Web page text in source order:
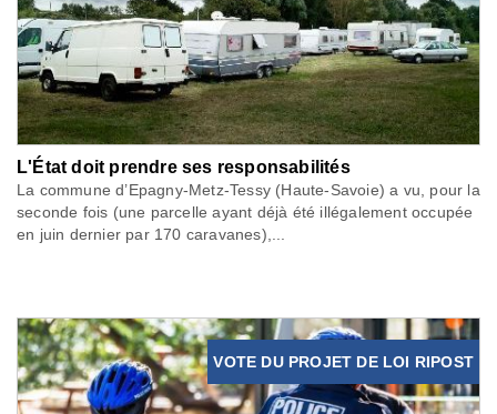
L'État doit prendre ses responsabilités
La commune d’Epagny-Metz-Tessy (Haute-Savoie) a vu, pour la
seconde fois (une parcelle ayant déjà été illégalement occupée
en juin dernier par 170 caravanes),...
VOTE DU PROJET DE LOI RIPOST